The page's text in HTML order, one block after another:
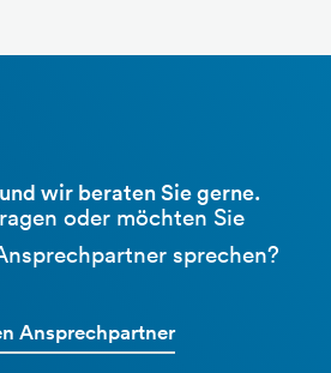
wir beraten Sie gerne.
oder möchten Sie
sprechen?
Ansprechpartner